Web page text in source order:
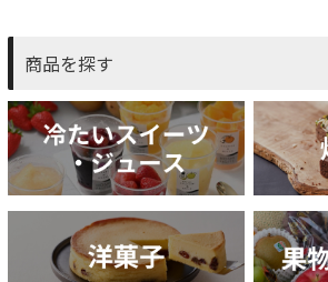
商品を探す